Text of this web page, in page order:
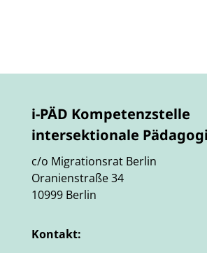
i-PÄD Kompetenzstelle
intersektionale
c/o Migrationsrat Berlin
Oranienstraße 34
10999 Berlin
Kontakt: